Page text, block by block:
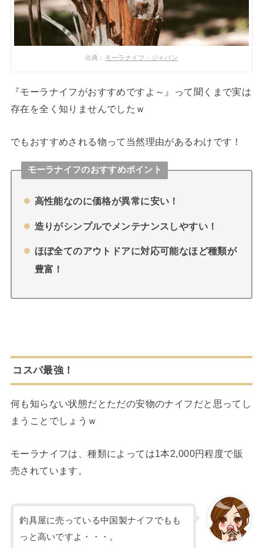
出典： モーラナイフ・ジャパン
『モーラナイフがおすすめですよ～』って聞くまで実は
存在を全く知りませんでしたｗ
でもおすすめされる物って当然理由があるわけです！
モーラナイフのおすすめポイント
高性能なのに価格が異常に安い！
造りがシンプルでメンテナンスしやすい！
ほぼ全てのアウトドアに対応可能なほど種類が
豊富！
コスパ最強！
何も知らない状態だとただの安物のナイフだと思ってし
まうことでしょうｗ
モーラナイフは、種類によっては1本2,000円程度で販
売されています。
釣具屋に売っている中国製ナイフでもも
っと高いですよ・・・。